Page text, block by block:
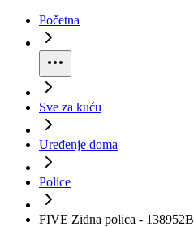
Početna
Sve za kuću
Uređenje doma
Police
FIVE Zidna polica - 138952B